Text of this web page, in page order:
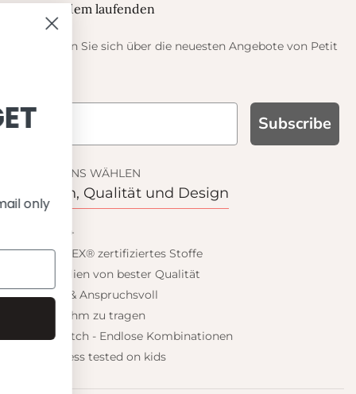
Blieb auf dem laufenden
Informieren Sie sich über die neuesten Angebote von Petit
Subscribe
WARUM UNS WÄHLEN
Funktion, Qualität und Design
UPF 50+
OEKO-TEX® zertifiziertes Stoffe
Materialien von bester Qualität
Stilvoll & Anspruchsvoll
Angenehm zu tragen
Mix&Match - Endlose Kombinationen
Happiness tested on kids
UP AND GET
10% OFF
on your first order and get email only
Continue